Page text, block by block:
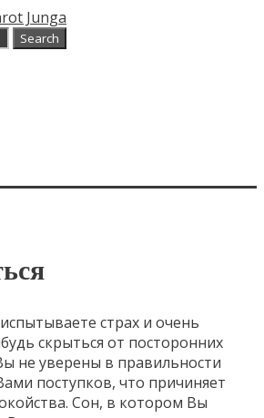
страх и очень
скрыться от посторонних
не уверены в правильности
поступков, что причиняет
Сон, в котором Вы